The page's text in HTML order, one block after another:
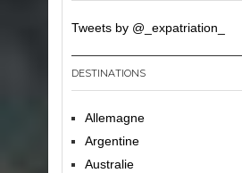
Tweets by @_expatriation_
DESTINATIONS
Allemagne
Argentine
Australie